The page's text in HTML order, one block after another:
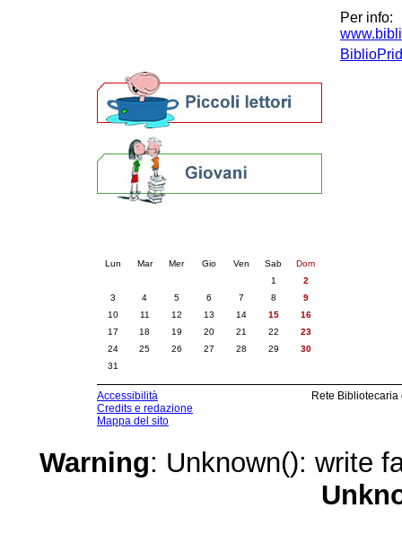
Per info:
Lun Mar Mer Gio Ven Sab
Dom
1
2
3
4 5 6 7 8
9
10
11 12 13 14 15
16
17
18 19 20 21 22
23
24
25 26 27 28 29
30
31
Accessibilità
Credits e redazione
Mappa del sito
Rete
Warning: Unknown(): write